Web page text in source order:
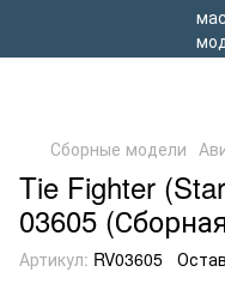
Сборные модели
Tie Fighter
03605
Артикул: RV03605